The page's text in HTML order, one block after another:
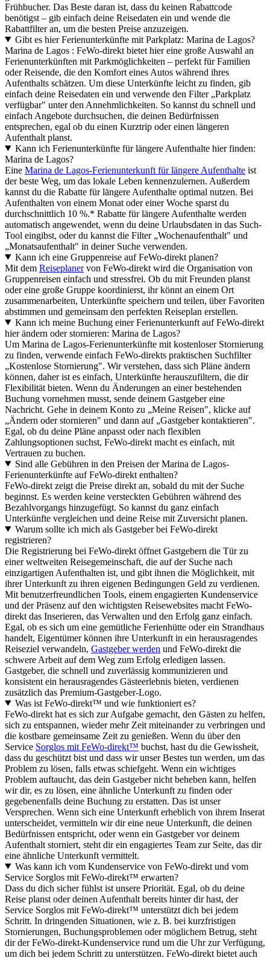
Frühbucher. Das Beste daran ist, dass du keinen Rabattcode
benötigst – gib einfach deine Reisedaten ein und wende die
Rabattfilter an, um die besten Preise anzuzeigen.
Gibt es hier Ferienunterkünfte mit Parkplatz: Marina de Lagos?
Marina de Lagos : FeWo-direkt bietet hier eine große Auswahl an
Ferienunterkünften mit Parkmöglichkeiten – perfekt für Familien
oder Reisende, die den Komfort eines Autos während ihres
Aufenthalts schätzen. Um diese Unterkünfte leicht zu finden, gib
einfach deine Reisedaten ein und verwende den Filter „Parkplatz
verfügbar" unter den Annehmlichkeiten. So kannst du schnell und
einfach Angebote durchsuchen, die deinen Bedürfnissen
entsprechen, egal ob du einen Kurztrip oder einen längeren
Aufenthalt planst.
Kann ich Ferienunterkünfte für längere Aufenthalte hier finden:
Marina de Lagos?
Eine Marina de Lagos-Ferienunterkunft für längere Aufenthalte ist
der beste Weg, um das lokale Leben kennenzulernen. Außerdem
kannst du die Rabatte für längere Aufenthalte optimal nutzen. Bei
Aufenthalten von einem Monat oder einer Woche sparst du
durchschnittlich 10 %.* Rabatte für längere Aufenthalte werden
automatisch angewendet, wenn du deine Urlaubsdaten in das Such-
Tool eingibst, oder du kannst die Filter „Wochenaufenthalt" und
„Monatsaufenthalt" in deiner Suche verwenden.
Kann ich eine Gruppenreise auf FeWo-direkt planen?
Mit dem Reiseplanervon FeWo-direkt wird die Organisation von
Gruppenreisen einfach und stressfrei. Ob du mit Freunden planst
oder eine große Gruppe koordinierst, ihr könnt an einem Ort
zusammenarbeiten, Unterkünfte speichern und teilen, über Favoriten
abstimmen und gemeinsam den perfekten Reiseplan erstellen.
Kann ich meine Buchung einer Ferienunterkunft auf FeWo-direkt
hier ändern oder stornieren: Marina de Lagos?
Um Marina de Lagos-Ferienunterkünfte mit kostenloser Stornierung
zu finden, verwende einfach FeWo-direkts praktischen Suchfilter
„Kostenlose Stornierung". Wir verstehen, dass sich Pläne ändern
können, daher ist es einfach, Unterkünfte herauszufiltern, die dir
Flexibilität bieten. Wenn du Änderungen an einer bestehenden
Buchung vornehmen musst, sende deinem Gastgeber eine
Nachricht. Gehe in deinem Konto zu „Meine Reisen", klicke auf
„Ändern oder stornieren" und dann auf „Gastgeber kontaktieren".
Egal, ob du deine Pläne anpasst oder nach flexiblen
Zahlungsoptionen suchst, FeWo-direkt macht es einfach, mit
Vertrauen zu buchen.
Sind alle Gebühren in den Preisen der Marina de Lagos-
Ferienunterkünfte auf FeWo-direkt enthalten?
FeWo-direkt zeigt die Preise direkt an, sobald du mit der Suche
beginnst. Es werden keine versteckten Gebühren während des
Bezahlvorgangs hinzugefügt. So kannst du ganz einfach
Unterkünfte vergleichen und deine Reise mit Zuversicht planen.
Warum sollte ich mich als Gastgeber bei FeWo-direkt
registrieren?
Die Registrierung bei FeWo-direkt öffnet Gastgebern die Tür zu
einer weltweiten Reisegemeinschaft, die auf der Suche nach
einzigartigen Aufenthalten ist, und gibt ihnen die Möglichkeit, mit
ihrer Unterkunft zu ihren eigenen Bedingungen Geld zu verdienen.
Mit benutzerfreundlichen Tools, einem engagierten Kundenservice
und der Präsenz auf den wichtigsten Reisewebsites macht FeWo-
direkt das Inserieren, das Verwalten und den Erfolg ganz einfach.
Egal, ob es sich um eine gemütliche Ferienhütte oder ein Strandhaus
handelt, Eigentümer können ihre Unterkunft in ein herausragendes
Reiseziel verwandeln, Gastgeber werden und FeWo-direkt die
schwere Arbeit auf dem Weg zum Erfolg erledigen lassen.
Gastgeber, die schnell und zuverlässig kommunizieren und
konsistent ein herausragendes Gästeerlebnis bieten, verdienen
zusätzlich das Premium-Gastgeber-Logo.
Was ist FeWo-direkt™ und wie funktioniert es?
FeWo-direkt hat es sich zur Aufgabe gemacht, den Gästen zu helfen,
sich zu entspannen, wieder mehr Zeit miteinander zu verbringen und
die kostbare gemeinsame Zeit zu genießen. Wenn du über den
Service Sorglos mit FeWo-direkt™ buchst, hast du die Gewissheit,
dass du geschützt bist und dass wir unser Bestes tun werden, um das
Problem zu lösen, falls etwas schiefgeht. Wenn ein wichtiges
Problem auftaucht, das dein Gastgeber nicht beheben kann, helfen
wir dir, es zu lösen, eine ähnliche Unterkunft zu finden oder
gegebenenfalls deine Buchung zu erstatten. Das ist unser
Versprechen. Wenn sich eine Unterkunft erheblich von ihrem Inserat
unterscheidet, vermitteln wir dir eine neue Unterkunft, die deinen
Bedürfnissen entspricht, oder wenn ein Gastgeber vor deinem
Aufenthalt storniert, steht dir ein engagiertes Team zur Seite, das dir
eine ähnliche Unterkunft vermittelt.
Was kann ich vom Kundenservice von FeWo-direkt und vom
Service Sorglos mit FeWo-direkt™ erwarten?
Dass du dich sicher fühlst ist unsere Priorität. Egal, ob du deine
Reise planst oder deinen Aufenthalt bereits hinter dir hast, der
Service Sorglos mit FeWo-direkt™ unterstützt dich bei jedem
Schritt. In dringenden Situationen, wie z. B. bei kurzfristigen
Stornierungen, Buchungsproblemen oder möglichem Betrug, steht
dir der FeWo-direkt-Kundenservice rund um die Uhr zur Verfügung,
um dich bei jedem Schritt zu unterstützen. FeWo-direkt bietet auch